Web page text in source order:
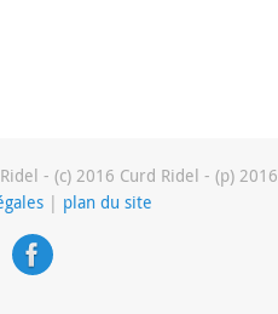
- (c) 2016 Curd Ridel - (p) 2016
| plan du site